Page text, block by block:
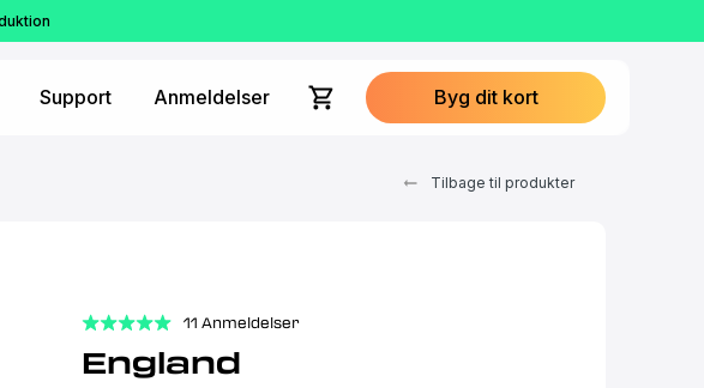
Support Anmeldelser Byg dit kort
Tilbage til produkter
11 Anmeldelser
England